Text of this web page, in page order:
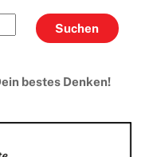
Suchen
bestes Denken!